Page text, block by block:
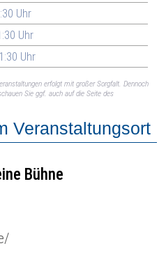
Uhr
Uhr
Uhr
erfolgt mit großer Sorgfalt. Dennoch
Sie ggf. auch auf die Seite des
Veranstaltungsort
Bühne